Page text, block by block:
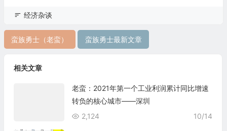
经济杂谈
蛮族勇士（老蛮） 蛮族勇士最新文章
相关文章
老蛮：2021年第一个工业利润累计同比增速
转负的核心城市——深圳
10/14
2,124